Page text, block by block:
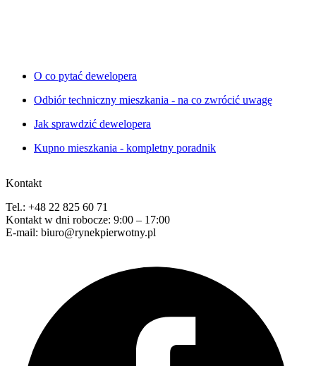
O co pytać dewelopera
Odbiór techniczny mieszkania - na co zwrócić uwagę
Jak sprawdzić dewelopera
Kupno mieszkania - kompletny poradnik
Kontakt
Tel.: +48 22 825 60 71
Kontakt w dni robocze: 9:00 – 17:00
E-mail: biuro@rynekpierwotny.pl